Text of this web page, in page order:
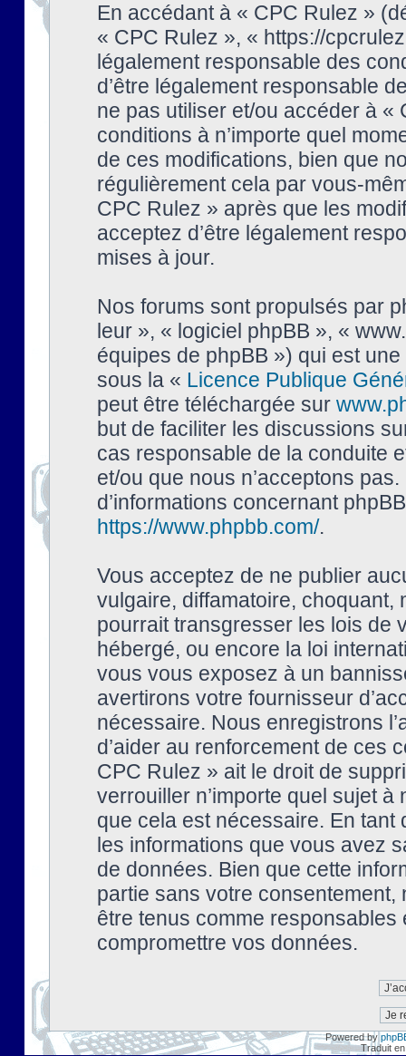
En accédant à « CPC Rulez »
« CPC Rulez », « https://
légalement responsable des
d’être légalement responsable
ne pas utiliser et/ou accéder à
conditions à n’importe quel
de ces modifications, bien que
régulièrement cela par vous-
CPC Rulez » après que les
acceptez d’être légalement
mises à jour.
Nos forums sont propulsés par
leur », « logiciel phpBB », «
équipes de phpBB ») qui est
sous la « Licence Publique
peut être téléchargée sur
but de faciliter les discussions
cas responsable de la conduite
et/ou que nous n’acceptons
d’informations concernant
https://www.phpbb.com/.
Vous acceptez de ne publier
vulgaire, diffamatoire, choquant,
pourrait transgresser les lois de
hébergé, ou encore la loi
vous vous exposez à un
avertirons votre fournisseur
nécessaire. Nous enregistrons
d’aider au renforcement de ces
CPC Rulez » ait le droit de
verrouiller n’importe quel sujet à
que cela est nécessaire. En tant
les informations que vous avez
de données. Bien que cette
partie sans votre
être tenus comme
compromettre vos données.
Powered by
Traduit